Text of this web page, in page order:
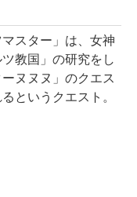
スター」は、女神
教国」の研究をし
ヌヌヌ」のクエス
というクエスト。